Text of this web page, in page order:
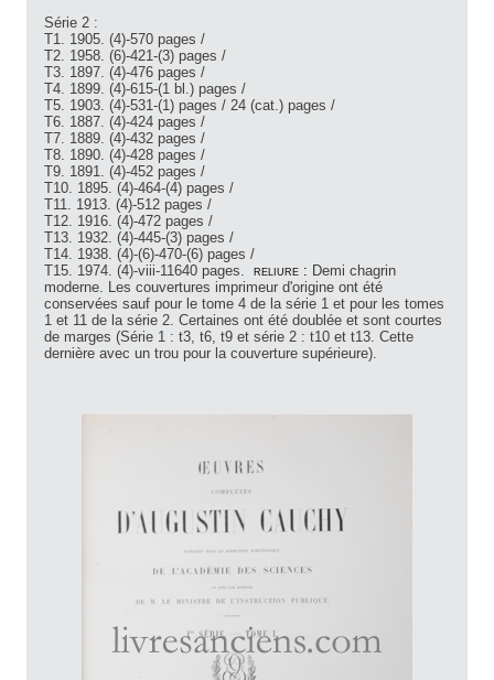
Série 2 :
T1. 1905. (4)-570 pages /
T2. 1958. (6)-421-(3) pages /
T3. 1897. (4)-476 pages /
T4. 1899. (4)-615-(1 bl.) pages /
T5. 1903. (4)-531-(1) pages / 24 (cat.) pages /
T6. 1887. (4)-424 pages /
T7. 1889. (4)-432 pages /
T8. 1890. (4)-428 pages /
T9. 1891. (4)-452 pages /
T10. 1895. (4)-464-(4) pages /
T11. 1913. (4)-512 pages /
T12. 1916. (4)-472 pages /
T13. 1932. (4)-445-(3) pages /
T14. 1938. (4)-(6)-470-(6) pages /
T15. 1974. (4)-viii-11640 pages. reliure : Demi chagrin
moderne. Les couvertures imprimeur d'origine ont été
conservées sauf pour le tome 4 de la série 1 et pour les tomes
1 et 11 de la série 2. Certaines ont été doublée et sont courtes
de marges (Série 1 : t3, t6, t9 et série 2 : t10 et t13. Cette
dernière avec un trou pour la couverture supérieure).